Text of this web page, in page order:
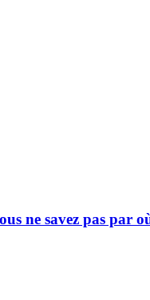
ne savez pas par